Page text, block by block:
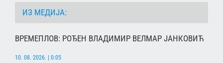
ИЗ МЕДИЈА:
ВРЕМЕПЛОВ: РОЂЕН ВЛАДИМИР ВЕЛМАР ЈАНКОВИЋ
10. 08. 2026. | 0:05